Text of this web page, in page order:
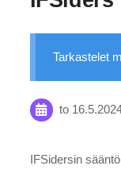
Tarkastelet
to
IFSidersin